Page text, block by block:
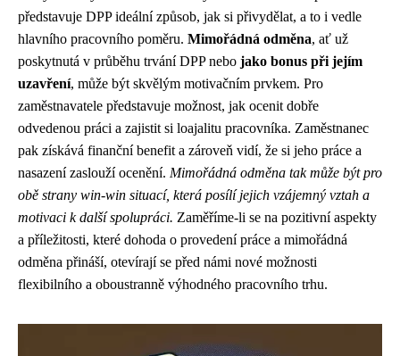
představuje DPP ideální způsob, jak si přivydělat, a to i vedle
hlavního pracovního poměru. Mimořádná odměna, ať už
poskytnutá v průběhu trvání DPP nebo jako bonus při jejím
uzavření, může být skvělým motivačním prvkem. Pro
zaměstnavatele představuje možnost, jak ocenit dobře
odvedenou práci a zajistit si loajalitu pracovníka. Zaměstnanec
pak získává finanční benefit a zároveň vidí, že si jeho práce a
nasazení zaslouží ocenění. Mimořádná odměna tak může být pro
obě strany win-win situací, která posílí jejich vzájemný vztah a
motivaci k další spolupráci. Zaměříme-li se na pozitivní aspekty
a příležitosti, které dohoda o provedení práce a mimořádná
odměna přináší, otevírají se před námi nové možnosti
flexibilního a oboustranně výhodného pracovního trhu.